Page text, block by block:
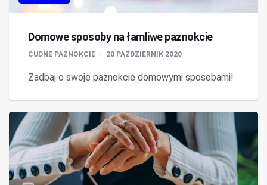
Domowe sposoby na łamliwe paznokcie
CUDNE PAZNOKCIE 20 PAŹDZIERNIK 2020
Zadbaj o swoje paznokcie domowymi sposobami!